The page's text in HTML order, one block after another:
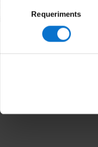
Selecció
consentiment
Requeriments
on